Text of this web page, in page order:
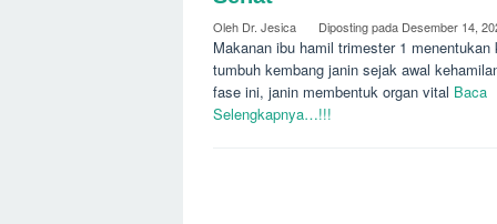
Oleh Dr. Jesica Diposting pada Desember 14,
Makanan ibu hamil trimester 1 menentukan
tumbuh kembang janin sejak awal
fase ini, janin membentuk organ vital Baca
Selengkapnya…!!!